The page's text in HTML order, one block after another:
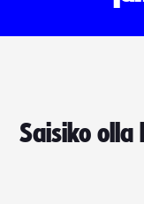
Saisiko olla